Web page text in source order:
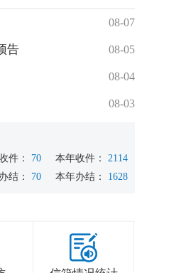
08-07
告 08-05
08-04
08-03
件： 70 本年收件：
2114
结： 70 本年办结： 1628